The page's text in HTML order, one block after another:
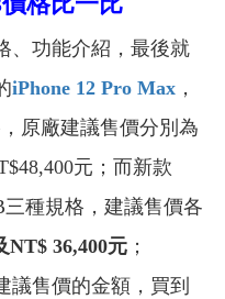
、功能介紹，最後就
iPhone 12 Pro Max ，
原廠建議售價分別為
元；而新款
三種規格，建議售價各
NT$ 36,400元 ；
議售價的金額，買到